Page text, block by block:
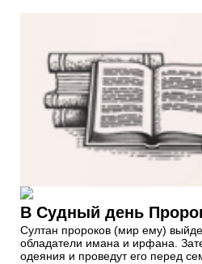
В Судный день
Султан пророков (мир ему)
обладатели имана и ирфана.
одеяния и проведут его перед